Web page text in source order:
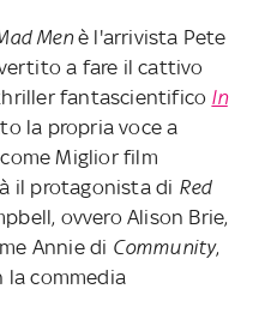
Menè l'arrivista Pete
a fare il cattivo
fantascientifico In
la propria voce a
Miglior film
il protagonista di Red
ovvero Alison Brie,
Annie di Community,
la commedia